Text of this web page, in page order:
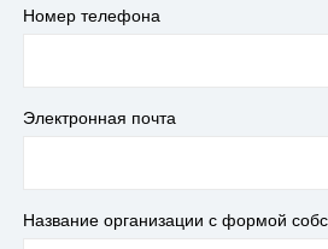
Номер телефона
Электронная почта
Название организации с формой